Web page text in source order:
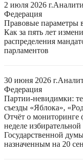
2 июля 2026 г.
Федерация
Правовые параметры
Как за пять лет
распределения
парламентов
30 июня 2026 г.
Федерация
Партии-невидимки:
съезды «Яблока»,
Отчёт о мониторинге
неделе
Государственной
назначенным на 20